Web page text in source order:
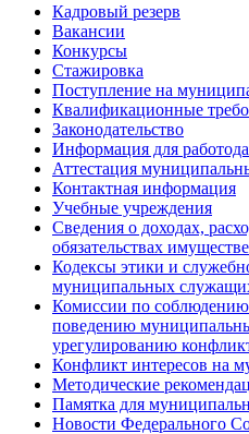
Кадровый резерв
Вакансии
Конкурсы
Стажировка
Поступление на
Квалификационные
Законодательство
Информация для
Аттестация
Контактная информация
Учебные учреждения
Сведения о доходах,
обязательствах
Кодексы этики и
муниципальных
Комиссии по
поведению
урегулированию
Конфликт интересов на
Методические
Памятка для
Новости Федерального